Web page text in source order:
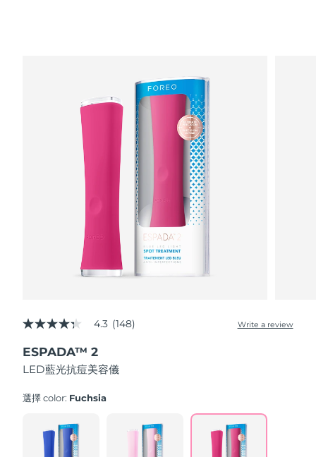
4.3
of
5
stars,
rating
Reviews.
Same
4.3 (148) Write a review
ESPADA™ 2
LED藍光抗痘美容儀
選擇 color: Fuchsia
ESPADA™ 設備
All acne treatment devices
眼部護理設備
All revitalizing eye massagers
KIWI™ 皮肤护理
Advanced pore care essentials
LUNA™ Dual-Peptide Scalp
Serum
For healthy hair
Dual LED + sonic device & 18% PAP gel
issa™ Teeth Whitening Gel
18% PAP
男士
預計送達日期
預計送達日期
預計送達日期
預計送達日期
預計送達日期
預計送達日期
黎巴嫩
盧森堡 預計送達日期